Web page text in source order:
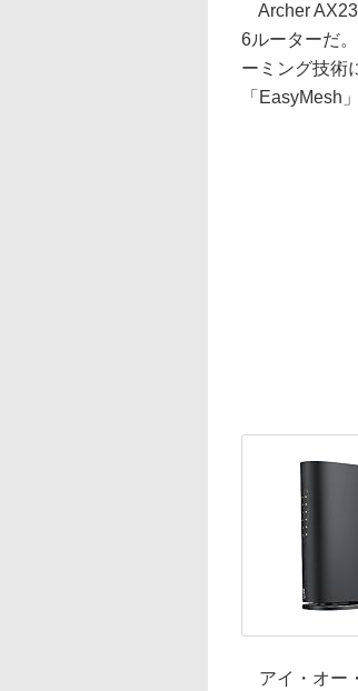
Archer
6ルーターだ
ーミング技術
「EasyMesh
アイ・オー